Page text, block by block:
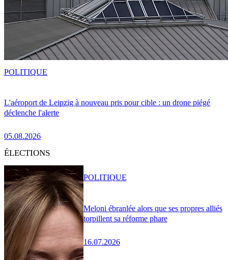
L'aéroport de Leipzig à nouveau pris pour cible : un drone piégé
déclenche l'alerte
05.08.2026
POLITIQUE
ÉLECTIONS
Meloni ébranlée alors que ses propres alliés
torpillent sa réforme phare
16.07.2026
POLITIQUE